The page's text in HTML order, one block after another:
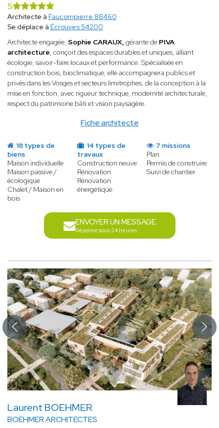
Fiche architecte
5
Architecte à Faucompierre 88460
Se déplace à Écrouves 54200
Architecte engagée, Sophie CARAUX, gérante de PIVA
architecture, conçoit des espaces durables et uniques, alliant
écologie, savoir-faire locaux et performance. Spécialisée en
construction bois, bioclimatique, elle accompagnera publics et
privés dans les Vosges et secteurs limitrophes, de la conception à la
mise en fonction, avec rigueur technique, modernité architecturale,
respect du patrimoine bâti et vision paysagère.
18 types de
biens
Maison individuelle
Maison passive /
écologique
Chalet / Maison en
bois
14 types de
travaux
Construction neuve
Rénovation
Rénovation
énergétique
7 missions
Plan
Permis de construire
Suivi de chantier
ENVOYER UN MESSAGE
Réponse sous 24 heures
Laurent BOEHMER
BOEHMER ARCHITECTES